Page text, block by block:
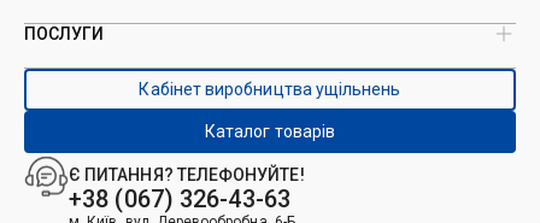
Є ПИТАННЯ? ТЕЛЕФОНУЙТЕ!
+38 (067) 326-43-63
Про нас
Каталоги
Контакти
ПОСЛУГИ
Виробництво ущільнень
Виробництво гідроциліндрів
Ремонт гідроциліндрів
Ремонт і виготовлення РВТ
Ремонт техніки
Гідрофікація авто
Кабінет виробництва ущільнень
Каталог товарів